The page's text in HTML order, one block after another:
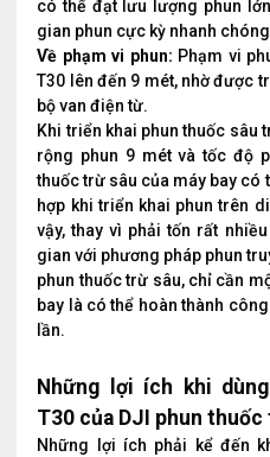
có thể đạt lưu lượng phun
gian phun cực kỳ nhanh
Về phạm vi phun: Phạm vi
T30 lên đến 9 mét, nhờ được
bộ van điện từ.
Khi triển khai phun thuốc sâu
rộng phun 9 mét và tốc độ
thuốc trừ sâu của máy bay có
hợp khi triển khai phun trên
vậy, thay vì phải tốn rất
gian với phương pháp phun
phun thuốc trừ sâu, chỉ cần
bay là có thể hoàn thành
lần.
Những lợi ích khi
T30 của DJI phun thuốc
Những lợi ích phải kể đến